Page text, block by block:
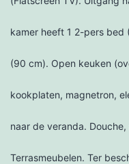
kamer heeft 1 2-pers bed
(90 cm). Open keuken
kookplaten, magnetron,
naar de veranda.
Terrasmeubelen. Ter